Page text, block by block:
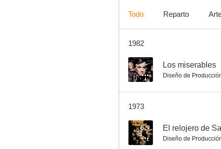
El relojero de Saint-Paul
Todo Reparto
1982
-- Los miserables
Diseño de
1973
5.9 El relojero de
Diseño de